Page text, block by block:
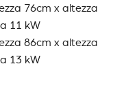
76cm x altezza
11 kW
86cm x altezza
13 kW